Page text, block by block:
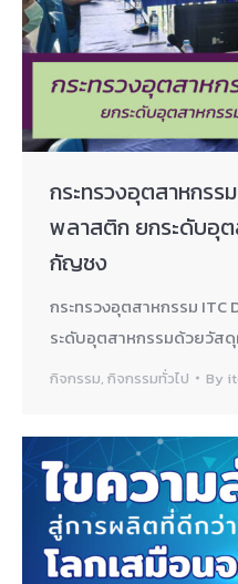
กระทรวงอุตสาหกรร
พลาสติก ยกระดับอุ
กัญชง
กระทรวงอุตสาหกรรม
ระดับอุตสาหกรรมด้วยวั
กิจกรรม, กิจกรรมทั่วไป By